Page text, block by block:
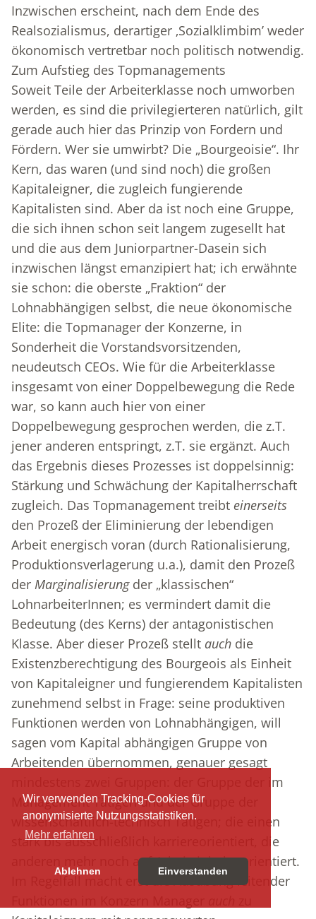
Wir verwenden Tracking-Cookies für
anonymisierte Nutzungsstatistiken.
Mehr erfahren
Ablehnen Einverstanden
Inzwischen erscheint, nach dem Ende des
Realsozialismus, derartiger ‚Sozialklimbim’ weder
ökonomisch vertretbar noch politisch notwendig.
Zum Aufstieg des Topmanagements
Soweit Teile der Arbeiterklasse noch umworben
werden, es sind die privilegierteren natürlich, gilt
gerade auch hier das Prinzip von Fordern und
Fördern. Wer sie umwirbt? Die „Bourgeoisie“. Ihr
Kern, das waren (und sind noch) die großen
Kapitaleigner, die zugleich fungierende
Kapitalisten sind. Aber da ist noch eine Gruppe,
die sich ihnen schon seit langem zugesellt hat
und die aus dem Juniorpartner-Dasein sich
inzwischen längst emanzipiert hat; ich erwähnte
sie schon: die oberste „Fraktion“ der
Lohnabhängigen selbst, die neue ökonomische
Elite: die Topmanager der Konzerne, in
Sonderheit die Vorstandsvorsitzenden,
neudeutsch CEOs. Wie für die Arbeiterklasse
insgesamt von einer Doppelbewegung die Rede
war, so kann auch hier von einer
Doppelbewegung gesprochen werden, die z.T.
jener anderen entspringt, z.T. sie ergänzt. Auch
das Ergebnis dieses Prozesses ist doppelsinnig:
Stärkung und Schwächung der Kapitalherrschaft
zugleich. Das Topmanagement treibt einerseits
den Prozeß der Eliminierung der lebendigen
Arbeit energisch voran (durch Rationalisierung,
Produktionsverlagerung u.a.), damit den Prozeß
der Marginalisierungder „klassischen“
LohnarbeiterInnen; es vermindert damit die
Bedeutung (des Kerns) der antagonistischen
Klasse. Aber dieser Prozeß stellt auch die
Existenzberechtigung des Bourgeois als Einheit
von Kapitaleigner und fungierendem Kapitalisten
zunehmend selbst in Frage: seine produktiven
Funktionen werden von Lohnabhängigen, will
sagen vom Kapital abhängigen Gruppe von
Arbeitenden übernommen, genauer gesagt
mindestens zwei Gruppen: der Gruppe der im
Management Tätigen und der Gruppe der
wissenschaftlich-technisch Tätigen; die einen
stark bis ausschließlich karriereorientiert, die
anderen mehr noch auf Arbeitsinhalte orientiert.
Im Regelfall macht erst die Ausübung leitender